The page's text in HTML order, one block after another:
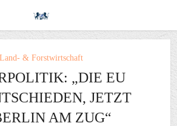
Land- & Forstwirtschaft
„DIE EU
JETZT
AM ZUG“